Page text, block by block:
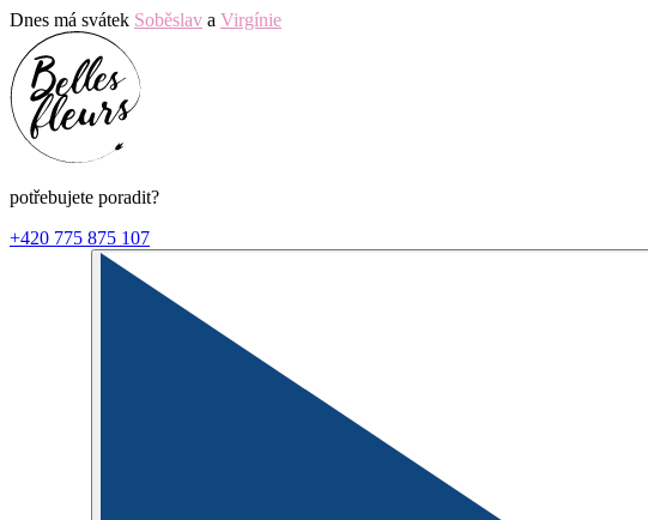
Dnes má svátek Soběslav a Virgínie
potřebujete poradit?
+420 775 875 107